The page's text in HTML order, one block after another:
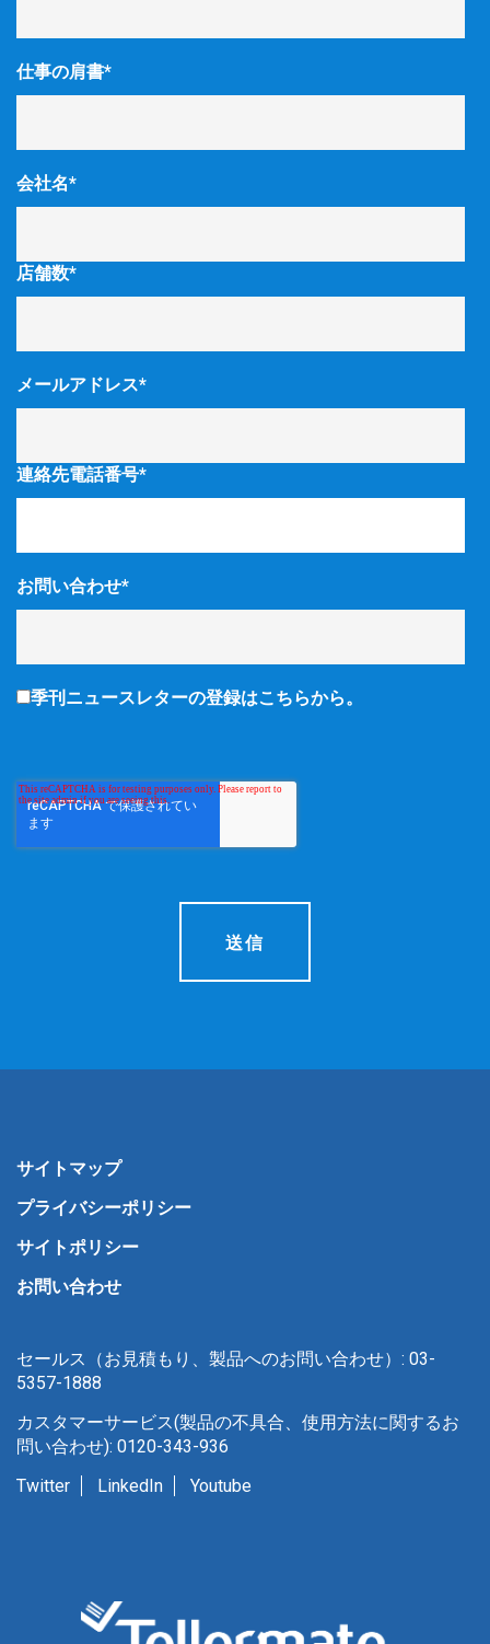
仕事の肩書*
会社名*
店舗数*
メールアドレス*
連絡先電話番号*
お問い合わせ*
季刊ニュースレターの登録はこちらから。
サイトマップ
プライバシーポリシー
サイトポリシー
お問い合わせ
セールス（お見積もり、製品へのお問い合わせ）: 03-
5357-1888
カスタマーサービス(製品の不具合、使用方法に関するお
問い合わせ): 0120-343-936
Twitter
LinkedIn Youtube